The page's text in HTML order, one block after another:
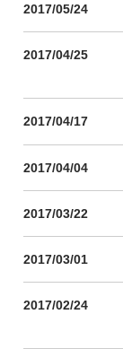
2017/05/24
2017/04/25
2017/04/17
2017/04/04
2017/03/22
2017/03/01
2017/02/24